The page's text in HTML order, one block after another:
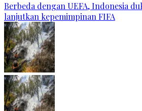
Berbeda dengan UEFA, Indonesia
lanjutkan kepemimpinan FIFA